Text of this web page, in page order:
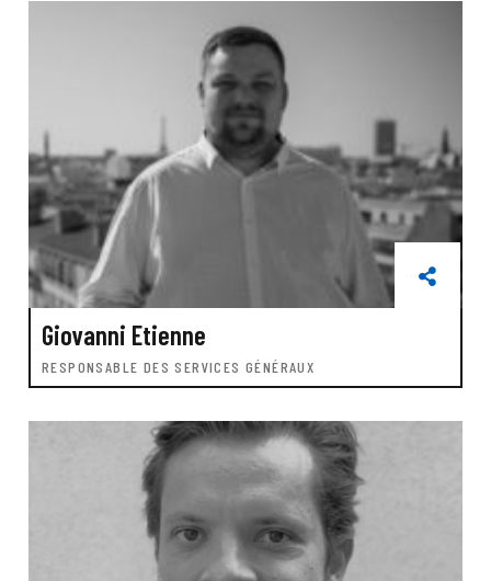
Giovanni Etienne
RESPONSABLE DES SERVICES GÉNÉRAUX